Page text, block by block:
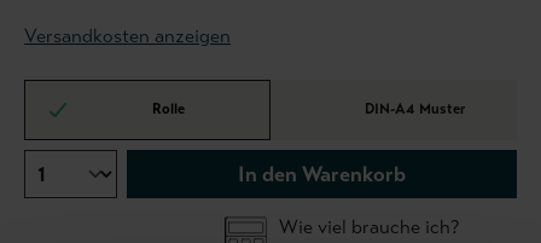
Versandkosten anzeigen
Rolle DIN-A4 Muster
In den Warenkorb
Wie viel brauche ich?